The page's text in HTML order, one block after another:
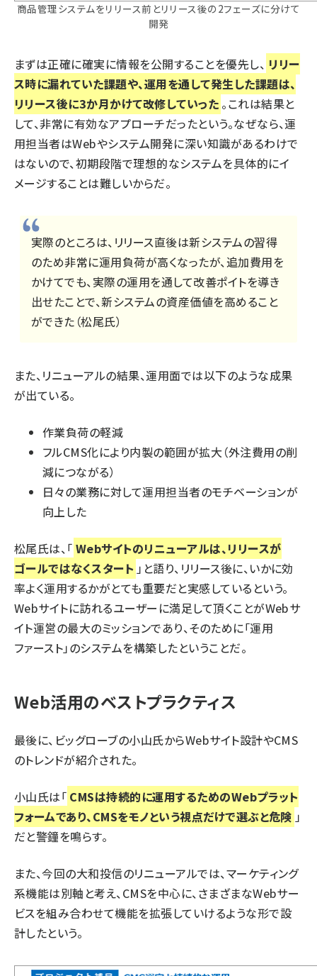
商品管理システムをリリース前とリリース後の2フェーズに分けて
開発
まずは正確に確実に情報を公開することを優先し、 リリー
ス時に漏れていた課題や、運用を通して発生した課題は、
リリース後に3か月かけて改修していった 。これは結果と
して、非常に有効なアプローチだったという。なぜなら、運
用担当者はWebやシステム開発に深い知識があるわけで
はないので、初期段階で理想的なシステムを具体的にイ
メージすることは難しいからだ。
実際のところは、リリース直後は新システムの習得
のため非常に運用負荷が高くなったが、追加費用を
かけてでも、実際の運用を通して改善ポイトを導き
出せたことで、新システムの資産価値を高めること
ができた（松尾氏）
また、リニューアルの結果、運用面では以下のような成果
が出ている。
作業負荷の軽減
フルCMS化により内製の範囲が拡大（外注費用の削
減につながる）
日々の業務に対して運用担当者のモチベーションが
向上した
松尾氏は、「 Webサイトのリニューアルは、リリースが
ゴールではなくスタート 」と語り、リリース後に、いかに効
率よく運用するかがとても重要だと実感しているという。
Webサイトに訪れるユーザーに満足して頂くことがWebサ
イト運営の最大のミッションであり、そのために「運用
ファースト」のシステムを構築したということだ。
Web活用のベストプラクティス
最後に、ビッグローブの小山氏からWebサイト設計やCMS
のトレンドが紹介された。
小山氏は「 CMSは持続的に運用するためのWebプラット
フォームであり、CMSをモノという視点だけで選ぶと危険 」
だと警鐘を鳴らす。
また、今回の大和投信のリニューアルでは、マーケティング
系機能は別軸と考え、CMSを中心に、さまざまなWebサー
ビスを組み合わせて機能を拡張していけるような形で設
計したという。